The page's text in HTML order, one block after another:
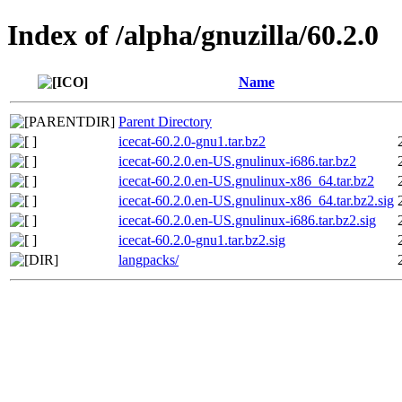
Index of /alpha/gnuzilla/60.2.0
Name
Parent Directory
icecat-60.2.0-gnu1.tar.bz2
icecat-60.2.0.en-US.gnulinux-i686.tar.bz2
icecat-60.2.0.en-US.gnulinux-x86_64.tar.bz2
icecat-60.2.0.en-US.gnulinux-x86_64.tar.bz2.sig
icecat-60.2.0.en-US.gnulinux-i686.tar.bz2.sig
icecat-60.2.0-gnu1.tar.bz2.sig
langpacks/